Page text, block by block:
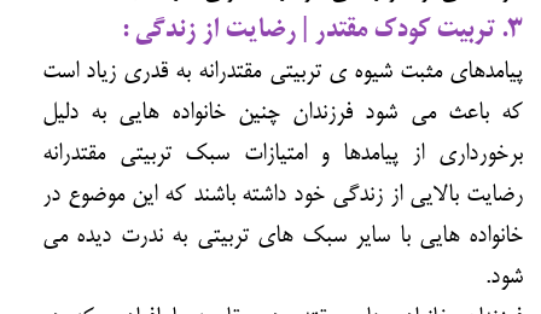
۳. تربیت کودک مقتدر | رضایت از زندگی :
پیامدهای مثبت شیوه ی تربیتی مقتدرانه به قدری زیاد است
که باعث می شود فرزندان چنین خانواده هایی به دلیل
برخورداری از پیامدها و امتیازات سبک تربیتی مقتدرانه
رضایت بالایی از زندگی خود داشته باشند که این موضوع در
خانواده هایی با سایر سبک های تربیتی به ندرت دیده می
شود.